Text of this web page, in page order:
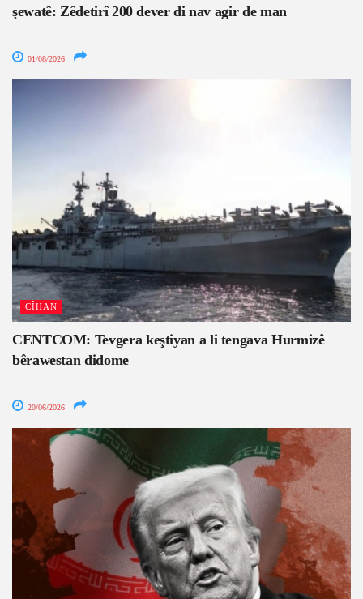
şewatê: Zêdetirî 200 dever di nav agir de man
01/08/2026
CÎHAN
CENTCOM: Tevgera keştiyan a li tengava Hurmizê
bêrawestan didome
20/06/2026